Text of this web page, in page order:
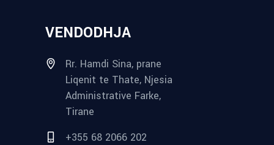
VENDODHJA
Rr. Hamdi Sina, prane
Liqenit te Thate, Njesia
Administrative Farke,
Tirane
+355 68 2066 202